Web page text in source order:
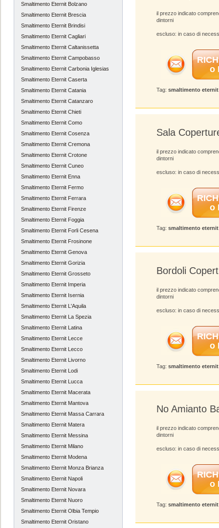
Smaltimento Eternit Bolzano
Smaltimento Eternit Brescia
Smaltimento Eternit Brindisi
Smaltimento Eternit Cagliari
Smaltimento Eternit Caltanissetta
Smaltimento Eternit Campobasso
Smaltimento Eternit Carbonia Iglesias
Smaltimento Eternit Caserta
Smaltimento Eternit Catania
Smaltimento Eternit Catanzaro
Smaltimento Eternit Chieti
Smaltimento Eternit Como
Smaltimento Eternit Cosenza
Smaltimento Eternit Cremona
Smaltimento Eternit Crotone
Smaltimento Eternit Cuneo
Smaltimento Eternit Enna
Smaltimento Eternit Fermo
Smaltimento Eternit Ferrara
Smaltimento Eternit Firenze
Smaltimento Eternit Foggia
Smaltimento Eternit Forli Cesena
Smaltimento Eternit Frosinone
Smaltimento Eternit Genova
Smaltimento Eternit Gorizia
Smaltimento Eternit Grosseto
Smaltimento Eternit Imperia
Smaltimento Eternit Isernia
Smaltimento Eternit L'Aquila
Smaltimento Eternit La Spezia
Smaltimento Eternit Latina
Smaltimento Eternit Lecce
Smaltimento Eternit Lecco
Smaltimento Eternit Livorno
Smaltimento Eternit Lodi
Smaltimento Eternit Lucca
Smaltimento Eternit Macerata
Smaltimento Eternit Mantova
Smaltimento Eternit Massa Carrara
Smaltimento Eternit Matera
Smaltimento Eternit Messina
Smaltimento Eternit Milano
Smaltimento Eternit Modena
Smaltimento Eternit Monza Brianza
Smaltimento Eternit Napoli
Smaltimento Eternit Novara
Smaltimento Eternit Nuoro
Smaltimento Eternit Olbia Tempio
Smaltimento Eternit Oristano
il prezzo indicato
dintorni
escluso: in caso di
o
Tag: smaltimento
Sala
il prezzo indicato
dintorni
escluso: in caso di
o
Tag: smaltimento
Bordoli
il prezzo indicato
dintorni
escluso: in caso di
o
Tag: smaltimento
No Amianto
il prezzo indicato
dintorni
escluso: in caso di
o
Tag: smaltimento